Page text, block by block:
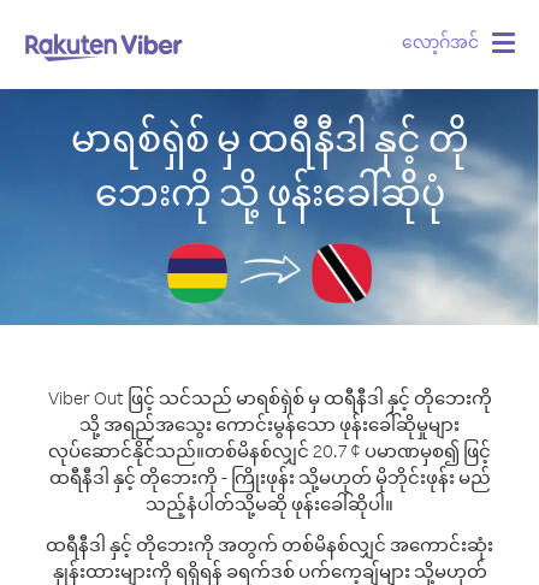
လော့ဂ်အင်
မာရစ်ရှဲစ် မှ ထရီနီဒါ နှင့် တို
ဘေးကို သို့ ဖုန်းခေါ်ဆိုပုံ
Viber Out ဖြင့် သင်သည် မာရစ်ရှဲစ် မှ ထရီနီဒါ နှင့် တိုဘေးကို
သို့ အရည်အသွေး ကောင်းမွန်သော ဖုန်းခေါ်ဆိုမှုများ
လုပ်ဆောင်နိုင်သည်။တစ်မိနစ်လျှင် 20.7 ¢ ပမာဏမှစ၍ ဖြင့်
ထရီနီဒါ နှင့် တိုဘေးကို - ကြိုးဖုန်း သို့မဟုတ် မိုဘိုင်းဖုန်း မည်
သည့်နံပါတ်သို့မဆို ဖုန်းခေါ်ဆိုပါ။
ထရီနီဒါ နှင့် တိုဘေးကို အတွက် တစ်မိနစ်လျှင် အကောင်းဆုံး
နှုန်းထားများကို ရရှိရန် ခရက်ဒစ် ပက်ကေ့ချ်များ သို့မဟုတ်